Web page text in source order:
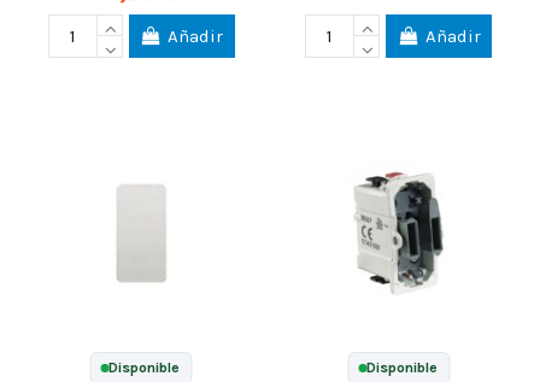
Añadir Añadir
Disponible Disponible